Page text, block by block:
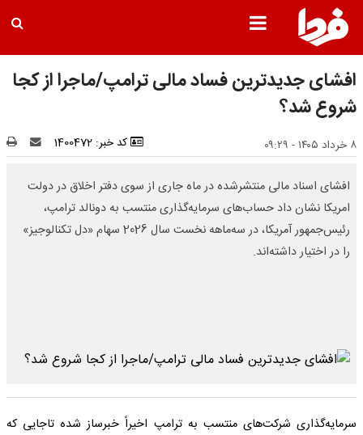
افشای جدیدترین فساد مالی ترامپ/ماجرا از کجا
شروع شد؟
۸ خرداد ۱۴۰۵ - ۰۹:۲۹ کد خبر: 1400472
افشای اسناد مالی منتشرشده در ماه جاری از سوی دفتر اخلاق در دولت
امریکا نشان داد حساب‌های سرمایه‌گذاری منتسب به دونالد ترامپ،
رئیس‌جمهور آمریکا، در سه‌ماهه نخست سال 2026 سهام «دل تکنالوجیز»
را در اختیار داشته‌اند.
سرمایه‌گذاری شرکت‌های منتسب به ترامپ اخیراً خبرساز شده تاجایی که